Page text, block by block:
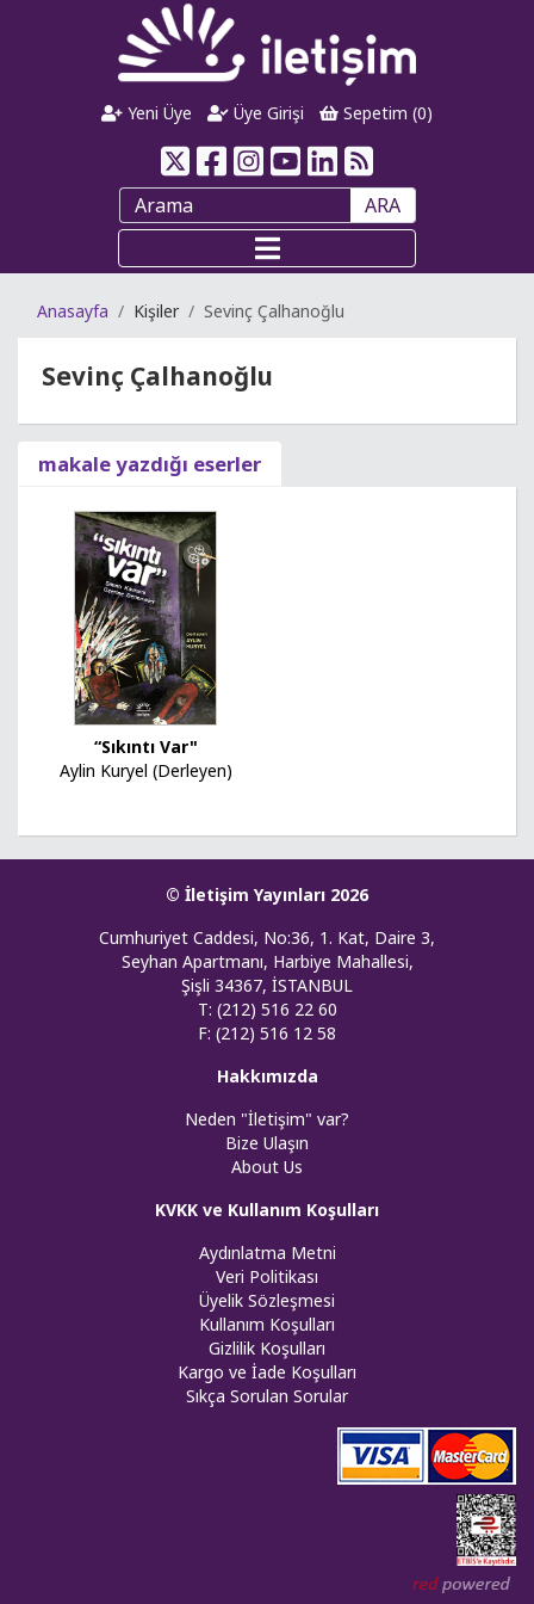
Yeni Üye Üye Girişi Sepetim (0)
ARA
Anasayfa Kişiler Sevinç Çalhanoğlu
Sevinç Çalhanoğlu
makale yazdığı eserler
“Sıkıntı Var"
Aylin Kuryel (Derleyen)
© İletişim Yayınları 2026
Cumhuriyet Caddesi, No:36, 1. Kat, Daire 3,
Seyhan Apartmanı, Harbiye Mahallesi,
Şişli 34367, İSTANBUL
T: (212) 516 22 60
F: (212) 516 12 58
Hakkımızda
Neden "İletişim" var?
Bize Ulaşın
About Us
KVKK ve Kullanım Koşulları
Aydınlatma Metni
Veri Politikası
Üyelik Sözleşmesi
Kullanım Koşulları
Gizlilik Koşulları
Kargo ve İade Koşulları
Sıkça Sorulan Sorular
Web